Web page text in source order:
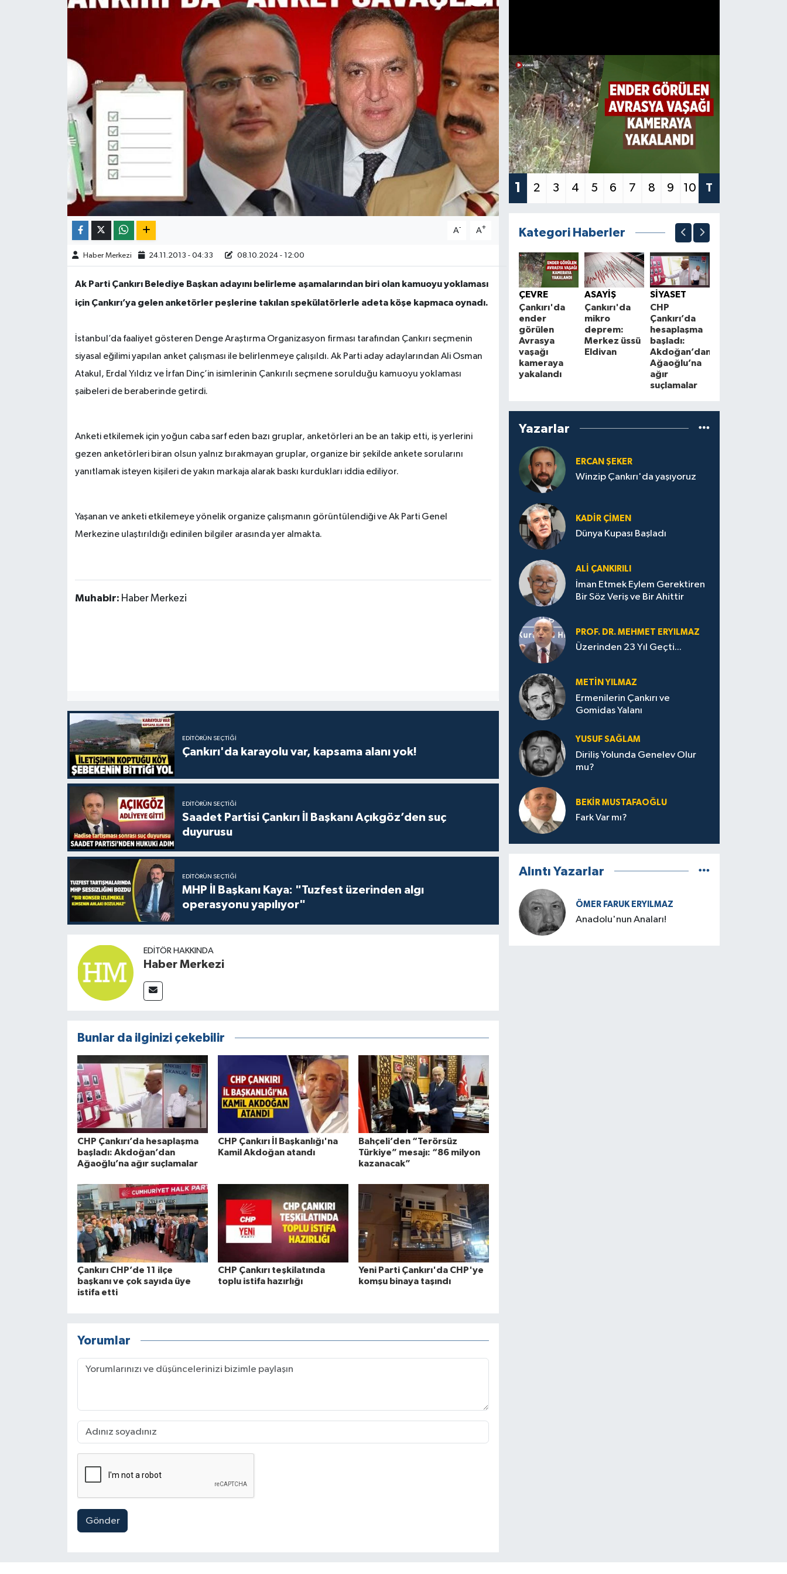
A- A+
Haber Merkezi 24.11.2013 - 04:33 08.10.2024 - 12:00
Ak Parti Çankırı Belediye Başkan adayını belirleme aşamalarından biri olan kamuoyu yoklaması
için Çankırı’ya gelen anketörler peşlerine takılan spekülatörlerle adeta köşe kapmaca oynadı.
İstanbul’da faaliyet gösteren Denge Araştırma Organizasyon firması tarafından Çankırı seçmenin
siyasal eğilimi yapılan anket çalışması ile belirlenmeye çalışıldı. Ak Parti aday adaylarından Ali Osman
Atakul, Erdal Yıldız ve İrfan Dinç’in isimlerinin Çankırılı seçmene sorulduğu kamuoyu yoklaması
şaibeleri de beraberinde getirdi.
Anketi etkilemek için yoğun caba sarf eden bazı gruplar, anketörleri an be an takip etti, iş yerlerini
gezen anketörleri biran olsun yalnız bırakmayan gruplar, organize bir şekilde ankete sorularını
yanıtlamak isteyen kişileri de yakın markaja alarak baskı kurdukları iddia ediliyor.
Yaşanan ve anketi etkilemeye yönelik organize çalışmanın görüntülendiği ve Ak Parti Genel
Merkezine ulaştırıldığı edinilen bilgiler arasında yer almakta.
Muhabir: Haber Merkezi
EDITÖRÜN SEÇTIĞI
Çankırı'da karayolu var, kapsama alanı yok!
EDITÖRÜN SEÇTIĞI
Saadet Partisi Çankırı İl Başkanı Açıkgöz’den suç
duyurusu
EDITÖRÜN SEÇTIĞI
MHP İl Başkanı Kaya: "Tuzfest üzerinden algı
operasyonu yapılıyor"
EDITÖR HAKKINDA
Haber Merkezi
Bunlar da ilginizi çekebilir
CHP Çankırı’da hesaplaşma
başladı: Akdoğan’dan
Ağaoğlu’na ağır suçlamalar
CHP Çankırı İl Başkanlığı'na
Kamil Akdoğan atandı
Bahçeli’den “Terörsüz
Türkiye” mesajı: “86 milyon
kazanacak”
Çankırı CHP’de 11 ilçe
başkanı ve çok sayıda üye
istifa etti
CHP Çankırı teşkilatında
toplu istifa hazırlığı
Yeni Parti Çankırı'da CHP'ye
komşu binaya taşındı
Yorumlar
Gönder
1 2 3 4 5 6 7 8 9 10 T
Kategori Haberler
ÇEVRE
Çankırı'da
ender
görülen
Avrasya
vaşağı
kameraya
yakalandı
ASAYİŞ
Çankırı'da
mikro
deprem:
Merkez üssü
Eldivan
SİYASET
CHP
Çankırı’da
hesaplaşma
başladı:
Akdoğan’dan
Ağaoğlu’na
ağır
suçlamalar
Yazarlar
ERCAN ŞEKER
Winzip Çankırı'da yaşıyoruz
KADIR ÇIMEN
Dünya Kupası Başladı
ALI ÇANKIRILI
İman Etmek Eylem Gerektiren
Bir Söz Veriş ve Bir Ahittir
PROF. DR. MEHMET ERYILMAZ
Üzerinden 23 Yıl Geçti...
METIN YILMAZ
Ermenilerin Çankırı ve
Gomidas Yalanı
YUSUF SAĞLAM
Diriliş Yolunda Genelev Olur
mu?
BEKIR MUSTAFAOĞLU
Fark Var mı?
Alıntı Yazarlar
ÖMER FARUK ERYILMAZ
Anadolu'nun Anaları!
RESMİ İLANLAR
KÜLTÜR
TURİZM
MAGAZİN
BİLİM&TEKNOLOJİ